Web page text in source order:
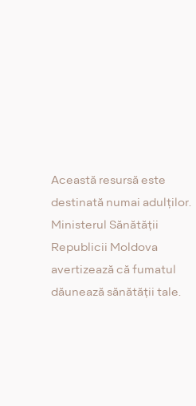
Această resursă este
destinată numai adulților.
Ministerul Sănătății
Republicii Moldova
avertizează că fumatul
dăunează sănătății tale.